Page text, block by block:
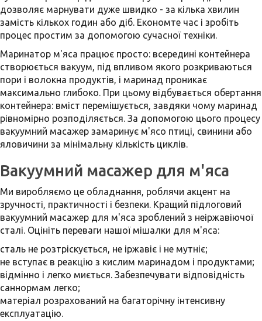
дозволяє марнувати дуже швидко - за кілька хвилин
замість кількох годин або діб. Економте час і зробіть
процес простим за допомогою сучасної техніки.
Маринатор м'яса працює просто: всередині контейнера
створюється вакуум, під впливом якого розкриваються
пори і волокна продуктів, і маринад проникає
максимально глибоко. При цьому відбувається обертання
контейнера: вміст перемішується, завдяки чому маринад
рівномірно розподіляється. За допомогою цього процесу
вакуумний масажер замаринує м'ясо птиці, свинини або
яловичини за мінімальну кількість циклів.
Вакуумний масажер для м'яса
Ми виробляємо це обладнання, роблячи акцент на
зручності, практичності і безпеки. Кращий підлоговий
вакуумний масажер для м'яса зроблений з неіржавіючої
сталі. Оцініть переваги нашої мішалки для м'яса:
сталь не розтріскується, не іржавіє і не мутніє;
не вступає в реакцію з кислим маринадом і продуктами;
відмінно і легко миється. Забезпечувати відповідність
саннормам легко;
матеріал розрахований на багаторічну інтенсивну
експлуатацію.